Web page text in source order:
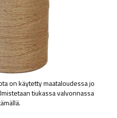
on käytetty maataloudessa jo
tiukassa valvonnassa